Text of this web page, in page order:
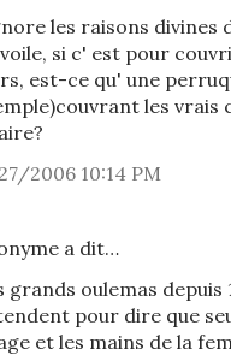
les raisons
si c' est pour
est-ce qu' une
les vrais
2006 10:14 PM
a dit…
grands oulemas depuis
pour dire que
et les mains de la